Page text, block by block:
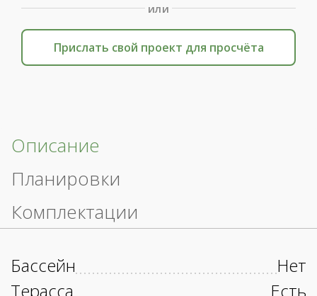
или
Прислать свой проект для просчёта
Описание
Планировки
Комплектации
Бассейн
Нет
Терасса
Есть